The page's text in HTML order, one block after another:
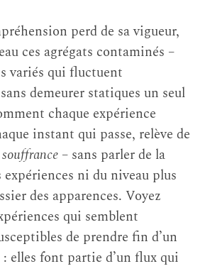
perd de sa vigueur,
ces agrégats contaminés –
variés qui fluctuent
demeurer statiques un seul
chaque expérience
instant qui passe, relève de
– sans parler de la
ni du niveau plus
des apparences. Voyez
qui semblent
de prendre fin d’un
: elles font partie d’un flux qui